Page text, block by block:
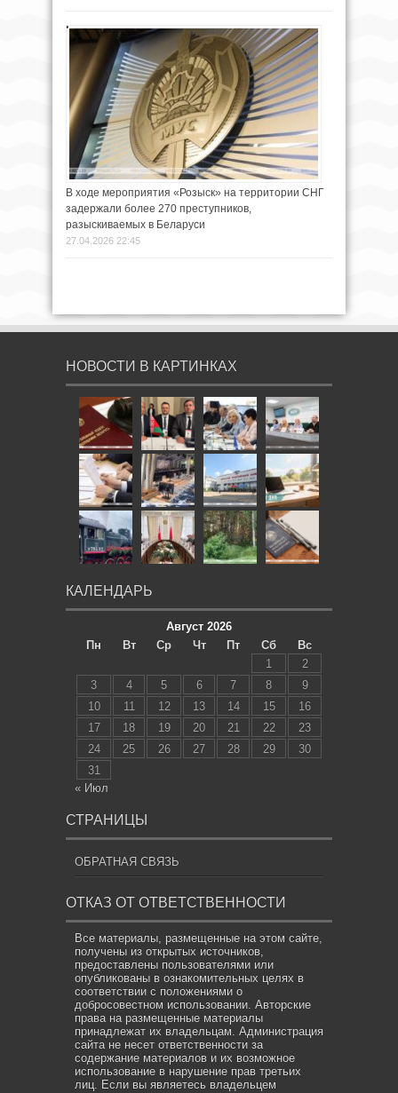
В ходе мероприятия «Розыск» на территории СНГ
задержали более 270 преступников,
разыскиваемых в Беларуси
27.04.2026 22:45
НОВОСТИ В КАРТИНКАХ
КАЛЕНДАРЬ
Август 2026
Пн
Вт Ср Чт Пт Сб
Вс
1
2
3
4 5 6 7 8
9
10
11 12 13 14 15
16
17
18 19 20 21 22
23
24
25 26 27 28 29
30
31
« Июл
СТРАНИЦЫ
ОБРАТНАЯ СВЯЗЬ
ОТКАЗ ОТ ОТВЕТСТВЕННОСТИ
Все материалы, размещенные на этом сайте,
получены из открытых источников,
предоставлены пользователями или
опубликованы в ознакомительных целях в
соответствии с положениями о
добросовестном использовании. Авторские
права на размещенные материалы
принадлежат их владельцам. Администрация
сайта не несет ответственности за
содержание материалов и их возможное
использование в нарушение прав третьих
лиц. Если вы являетесь владельцем